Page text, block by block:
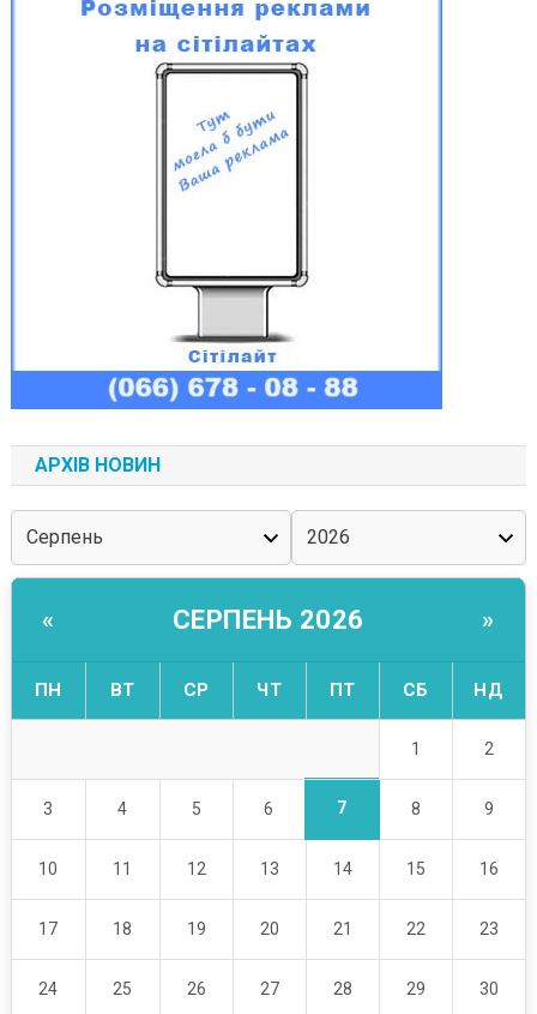
АРХІВ НОВИН
« СЕРПЕНЬ 2026 »
ПН ВТ СР ЧТ ПТ СБ НД
1 2
3 4 5 6 7 8 9
10 11 12 13 14 15 16
17 18 19 20 21 22 23
24 25 26 27 28 29 30